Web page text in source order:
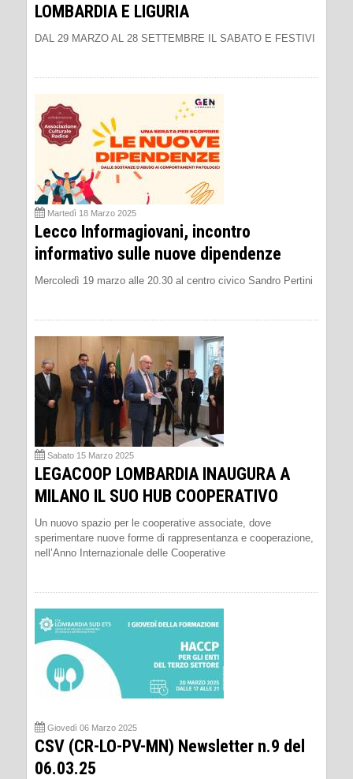
LOMBARDIA E LIGURIA
DAL 29 MARZO AL 28 SETTEMBRE IL SABATO E FESTIVI
Martedì 18 Marzo 2025
Lecco Informagiovani, incontro
informativo sulle nuove dipendenze
Mercoledì 19 marzo alle 20.30 al centro civico Sandro Pertini
Sabato 15 Marzo 2025
LEGACOOP LOMBARDIA INAUGURA A
MILANO IL SUO HUB COOPERATIVO
Un nuovo spazio per le cooperative associate, dove
sperimentare nuove forme di rappresentanza e cooperazione,
nell’Anno Internazionale delle Cooperative
Giovedì 06 Marzo 2025
CSV (CR-LO-PV-MN) Newsletter n.9 del
06.03.25